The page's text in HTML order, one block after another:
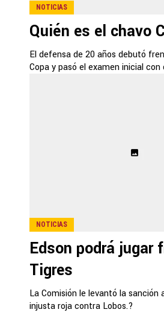
NOTICIAS
Quién es el chavo
El defensa de 20 años debutó
Copa y pasó el examen inicial con
NOTICIAS
Edson podrá jugar
Tigres
La Comisión le levantó la sanción
injusta roja contra Lobos.?